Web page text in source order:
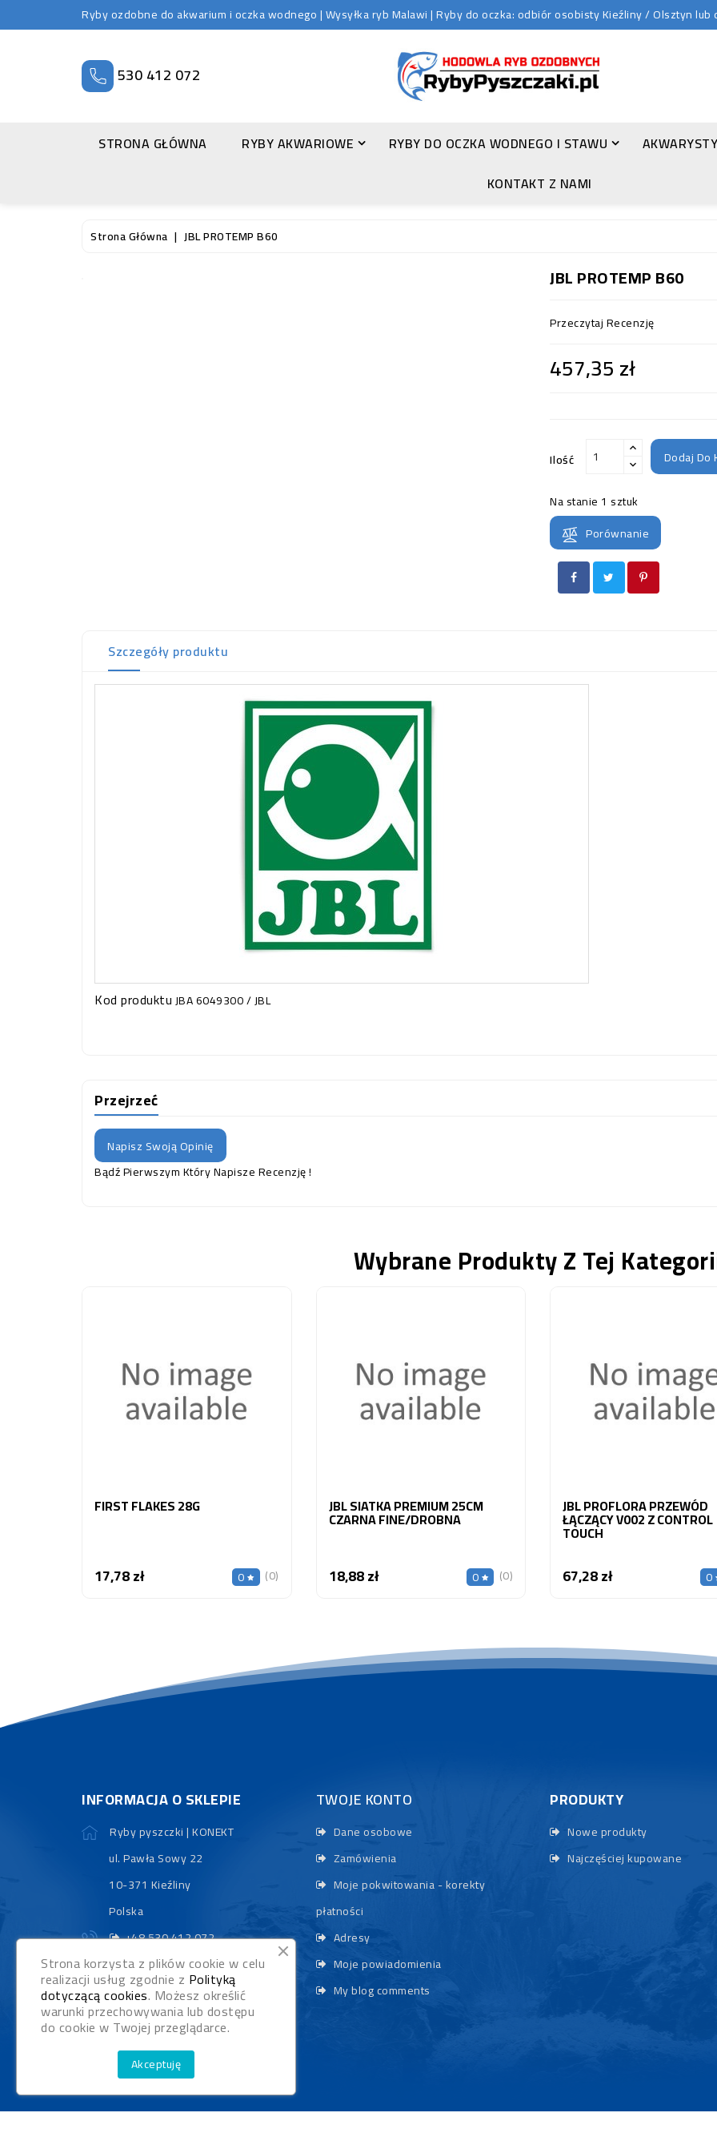
Ryby ozdobne do akwarium i oczka wodnego | Wysyłka ryb Malawi | Ryby do oczka: odbiór osobisty Kieźliny / Olsztyn
530 412 072
STRONA GŁÓWNA RYBY AKWARIOWE RYBY DO OCZKA WODNEGO I STAWU
KONTAKT Z NAMI
Strona Główna JBL PROTEMP B60
JBL PROTEMP B60
Przeczytaj Recenzję
457,35 zł
Ilość Dodaj Do
Na stanie 1 sztuk
Porównanie
Szczegóły produktu
Kod produktuJBA 6049300 / JBL
Przejrzeć
Napisz Swoją Opinię
Bądź Pierwszym Który Napisze Recenzję !
Wybrane Produkty Z Tej
FIRST FLAKES 28G
17,78 złCena 0 (0)
JBL SIATKA PREMIUM 25CM
CZARNA FINE/DROBNA
18,88 złCena 0 (0)
JBL PROFLORA PRZEWÓD
ŁĄCZĄCY V002 Z CONTROL
TOUCH
67,28 złCena 0
INFORMACJA O SKLEPIE
Ryby pyszczki | KONEKT
ul. Pawła Sowy 22
10-371 Kieźliny
Polska
+48 530 412 072
sklep@rybypyszczaki.pl
TWOJE KONTO
Dane osobowe
Zamówienia
Moje pokwitowania - korekty
płatności
Adresy
Moje powiadomienia
My blog comments
PRODUKTY
Nowe produkty
Najczęściej kupowane
Strona korzysta z plików cookie w celu
realizacji usług zgodnie z Polityką
dotyczącą cookies. Możesz określić
warunki przechowywania lub dostępu
do cookie w Twojej przeglądarce.
Akceptuję